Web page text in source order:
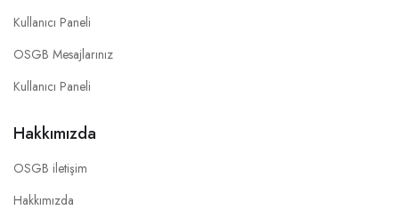
Kullanıcı Paneli
OSGB Mesajlarınız
Kullanıcı Paneli
Hakkımızda
OSGB iletişim
Hakkımızda